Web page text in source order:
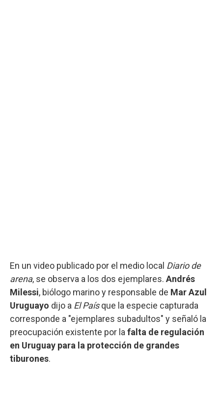
En un video publicado por el medio local Diario de
arena, se observa a los dos ejemplares. Andrés
Milessi, biólogo marino y responsable de Mar Azul
Uruguayo dijo a El Paísque la especie capturada
corresponde a "ejemplares subadultos" y señaló la
preocupación existente por la falta de regulación
en Uruguay para la protección de grandes
tiburones.